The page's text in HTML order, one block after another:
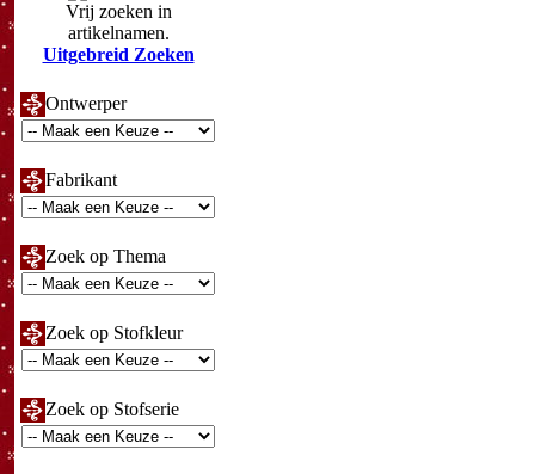
Vrij zoeken in
artikelnamen.
Uitgebreid Zoeken
Ontwerper
Fabrikant
Zoek op Thema
Zoek op Stofkleur
Zoek op Stofserie